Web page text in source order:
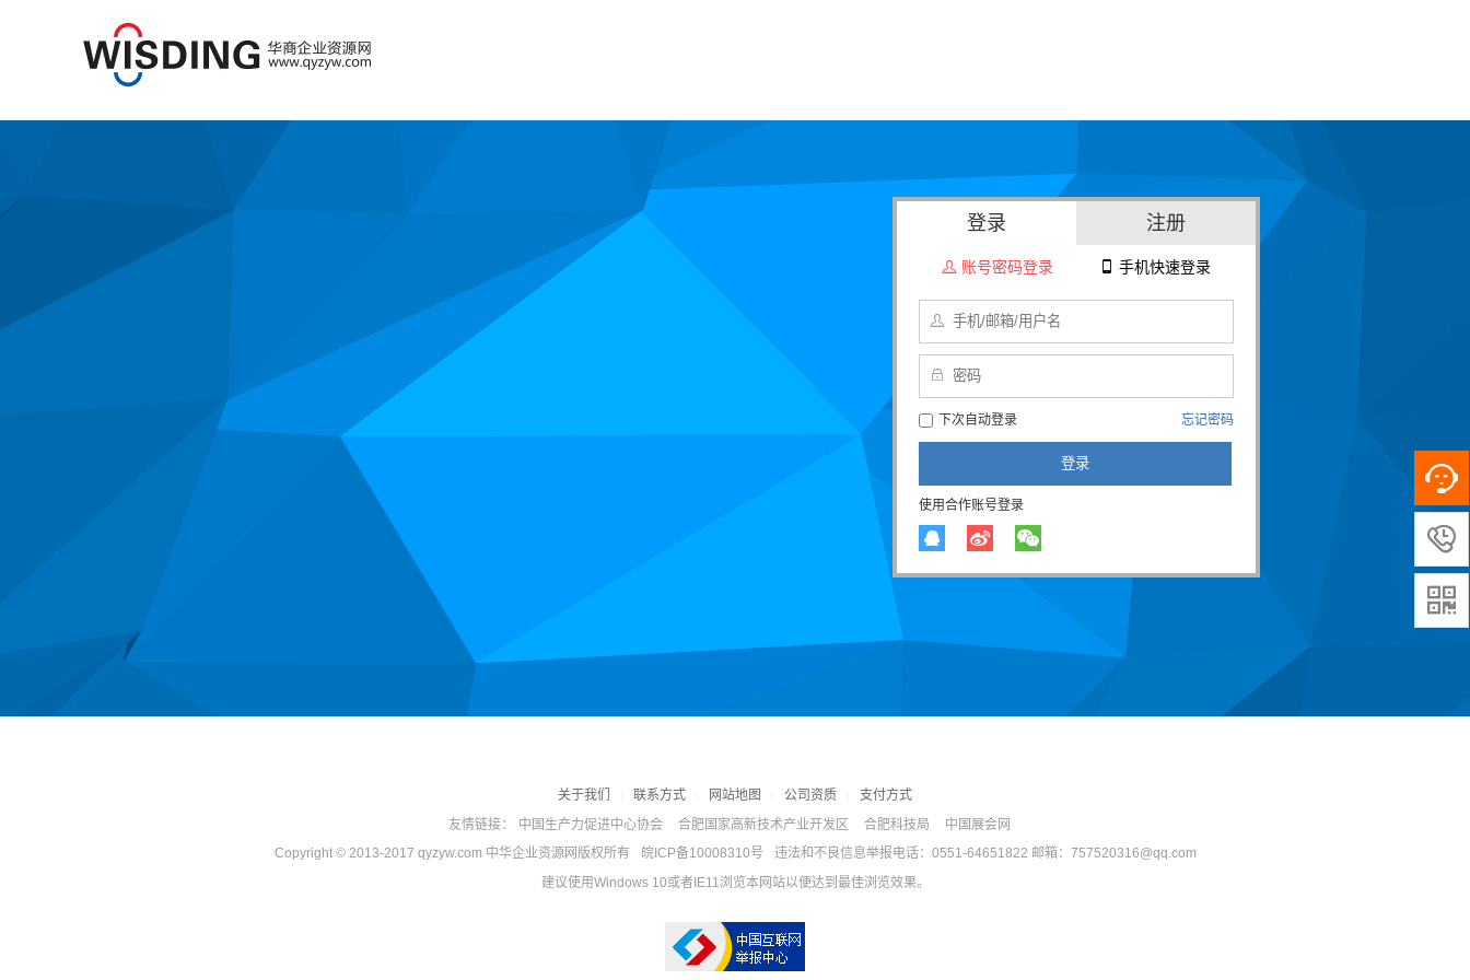
登录 注册
 账号密码登录  手机快速登录


下次自动登录 忘记密码
使用合作账号登录


关于我们 联系方式 网站地图 公司资质
支付方式
友情链接：
中国生产力促进中心协会 合肥国家高新技术产业开发区 合肥科技局
中国展会网
Copyright © 2013-2017 qyzyw.com 中华企业资源网版权所有
皖ICP备10008310号
违法和不良信息举报电话：0551-64651822 邮箱：757520316@qq.com
建议使用Windows 10或者IE11浏览本网站以便达到最佳浏览效果。